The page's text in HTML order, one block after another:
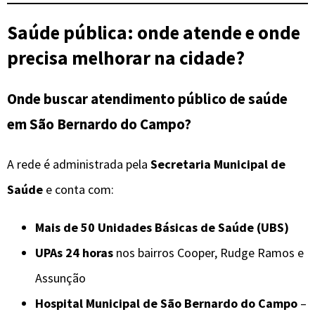
Saúde pública: onde atende e onde
precisa melhorar na cidade?
Onde buscar atendimento público de saúde
em São Bernardo do Campo?
A rede é administrada pela Secretaria Municipal de
Saúde e conta com:
Mais de 50 Unidades Básicas de Saúde (UBS)
UPAs 24 horas nos bairros Cooper, Rudge Ramos e
Assunção
Hospital Municipal de São Bernardo do Campo –